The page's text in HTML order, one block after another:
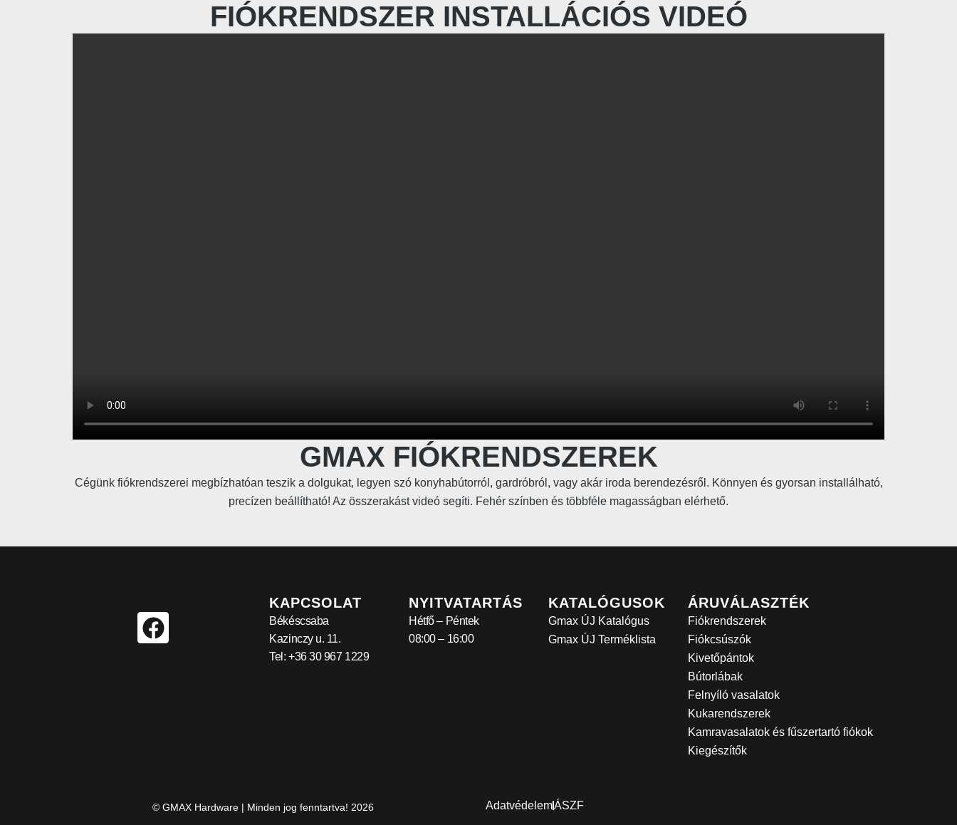
FIÓKRENDSZER INSTALLÁCIÓS VIDEÓ
GMAX FIÓKRENDSZEREK
Cégünk fiókrendszerei megbízhatóan teszik a dolgukat, legyen szó konyhabútorról, gardróbról, vagy akár iroda berendezésről. Könnyen és gyorsan installálható,
precízen beállítható! Az összerakást videó segíti. Fehér színben és többféle magasságban elérhető.
KAPCSOLAT
Békéscsaba
Kazinczy u. 11.
Tel: +36 30 967 1229
NYITVATARTÁS
Hétfő – Péntek
08:00 – 16:00
KATALÓGUSOK
Gmax ÚJ Katalógus
Gmax ÚJ Terméklista
ÁRUVÁLASZTÉK
Fiókrendszerek
Fiókcsúszók
Kivetőpántok
Bútorlábak
Felnyíló vasalatok
Kukarendszerek
Kamravasalatok és fűszertartó fiókok
Kiegészítők
© GMAX Hardware | Minden jog fenntartva! 2026 AdatvédelemÁSZF